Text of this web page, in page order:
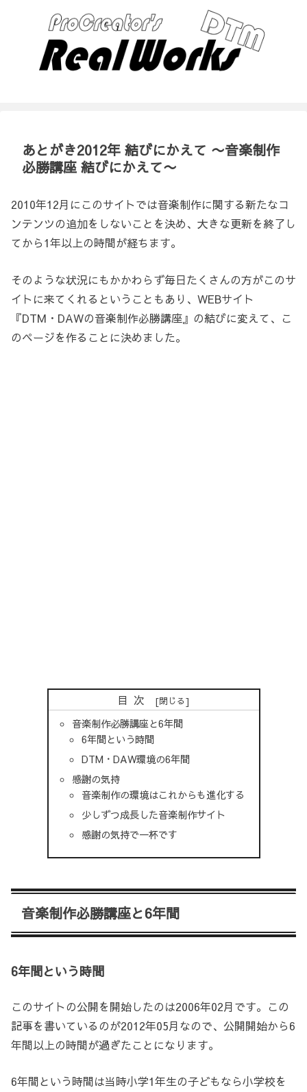
あとがき2012年 結びにかえて 〜音楽制作
必勝講座 結びにかえて〜
2010年12月にこのサイトでは音楽制作に関する新たなコ
ンテンツの追加をしないことを決め、大きな更新を終了し
てから1年以上の時間が経ちます。
そのような状況にもかかわらず毎日たくさんの方がこのサ
イトに来てくれるということもあり、WEBサイト
『DTM・DAWの音楽制作必勝講座』の結びに変えて、こ
のページを作ることに決めました。
目次
音楽制作必勝講座と6年間
6年間という時間
DTM・DAW環境の6年間
感謝の気持
音楽制作の環境はこれからも進化する
少しずつ成長した音楽制作サイト
感謝の気持で一杯です
音楽制作必勝講座と6年間
6年間という時間
このサイトの公開を開始したのは2006年02月です。この
記事を書いているのが2012年05月なので、公開開始から6
年間以上の時間が過ぎたことになります。
6年間という時間は当時小学1年生の子どもなら小学校を